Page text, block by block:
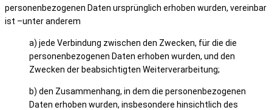
personenbezogenen Daten ursprünglich erhoben wurden, vereinbar
ist –unter anderem
a) jede Verbindung zwischen den Zwecken, für die die
personenbezogenen Daten erhoben wurden, und den
Zwecken der beabsichtigten Weiterverarbeitung;
b) den Zusammenhang, in dem die personenbezogenen
Daten erhoben wurden, insbesondere hinsichtlich des